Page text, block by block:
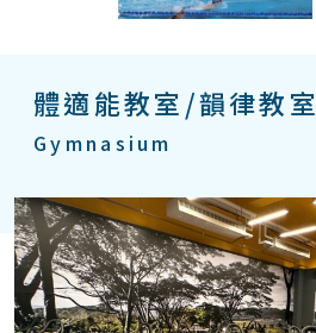
體適能教室/韻律教室
Gymnasium